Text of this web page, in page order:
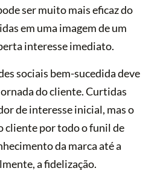
ser muito mais eficaz do
em uma imagem de um
interesse imediato.
sociais bem-sucedida deve
do cliente. Curtidas
de interesse inicial, mas o
cliente por todo o funil de
da marca até a
a fidelização.